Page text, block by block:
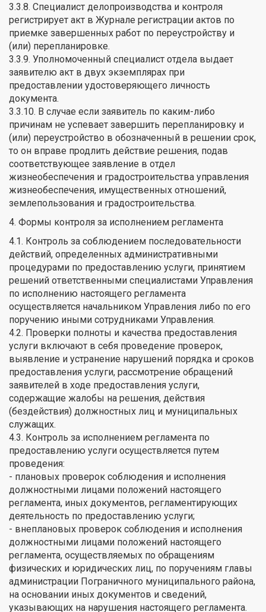
3.3.8. Специалист делопроизводства и контроля
регистрирует акт в Журнале регистрации актов по
приемке завершенных работ по переустройству и
(или) перепланировке.
3.3.9. Уполномоченный специалист отдела выдает
заявителю акт в двух экземплярах при
предоставлении удостоверяющего личность
документа.
3.3.10. В случае если заявитель по каким-либо
причинам не успевает завершить перепланировку и
(или) переустройство в обозначенный в решении срок,
то он вправе продлить действие решения, подав
соответствующее заявление в отдел
жизнеобеспечения и градостроительства управления
жизнеобеспечения, имущественных отношений,
землепользования и градостроительства.
4. Формы контроля за исполнением регламента
4.1. Контроль за соблюдением последовательности
действий, определенных административными
процедурами по предоставлению услуги, принятием
решений ответственными специалистами Управления
по исполнению настоящего регламента
осуществляется начальником Управления либо по его
поручению иными сотрудниками Управления.
4.2. Проверки полноты и качества предоставления
услуги включают в себя проведение проверок,
выявление и устранение нарушений порядка и сроков
предоставления услуги, рассмотрение обращений
заявителей в ходе предоставления услуги,
содержащие жалобы на решения, действия
(бездействия) должностных лиц и муниципальных
служащих.
4.3. Контроль за исполнением регламента по
предоставлению услуги осуществляется путем
проведения:
- плановых проверок соблюдения и исполнения
должностными лицами положений настоящего
регламента, иных документов, регламентирующих
деятельность по предоставлению услуги;
- внеплановых проверок соблюдения и исполнения
должностными лицами положений настоящего
регламента, осуществляемых по обращениям
физических и юридических лиц, по поручениям главы
администрации Пограничного муниципального района,
на основании иных документов и сведений,
указывающих на нарушения настоящего регламента.